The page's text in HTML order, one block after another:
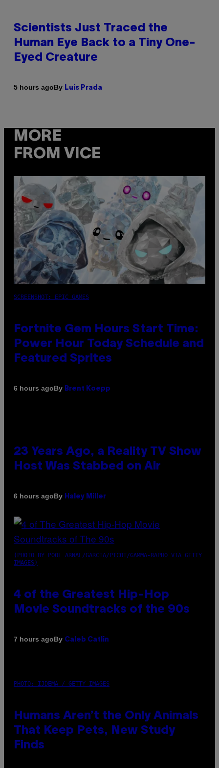
Scientists Just Traced the
Human Eye Back to a Tiny One-
Eyed Creature
5 hours agoBy Luis Prada
MORE
FROM VICE
SCREENSHOT: EPIC GAMES
Fortnite Gem Hours Start Time:
Power Hour Today Schedule and
Featured Sprites
6 hours agoBy Brent Koepp
23 Years Ago, a Reality TV Show
Host Was Stabbed on Air
6 hours agoBy Haley Miller
(PHOTO BY POOL ARNAL/GARCIA/PICOT/GAMMA-RAPHO VIA GETTY
IMAGES)
4 of the Greatest Hip-Hop
Movie Soundtracks of the 90s
7 hours agoBy Caleb Catlin
PHOTO: IJDEMA / GETTY IMAGES
Humans Aren’t the Only Animals
That Keep Pets, New Study
Finds